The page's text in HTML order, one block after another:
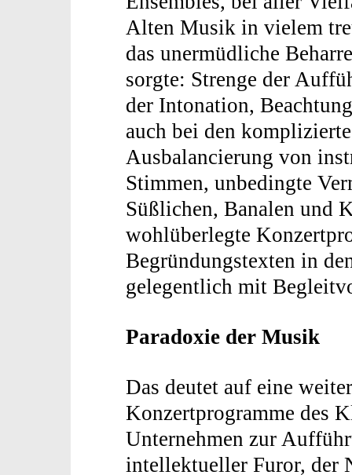
Alten Musik in vielem
das unermüdliche
sorgte: Strenge der
der Intonation,
auch bei den
Ausbalancierung von
Stimmen, unbedingte
Süßlichen, Banalen und
wohlüberlegte
Begründungstexten in
gelegentlich mit
Paradoxie der Musik
Das deutet auf eine
Konzertprogramme des
Unternehmen zur
intellektueller Furor, der